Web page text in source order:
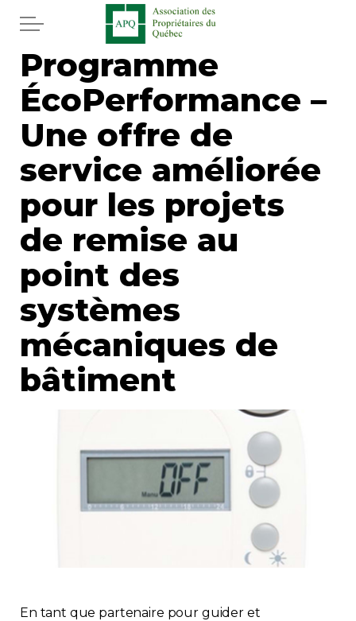
Aller au contenu principal
Accueil
Services
Journal
Juridique
Mot de l'éditeur
Divers
Immobilier
Copropriété
Environnement
Programme
ÉcoPerformance –
Une offre de
service améliorée
pour les projets
de remise au
point des
systèmes
mécaniques de
bâtiment
En tant que partenaire pour guider et